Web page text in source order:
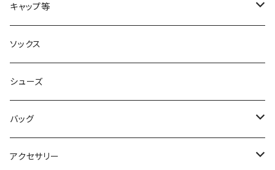
acu Products
AILEY
AKIV
ALTRA
aroma vera
トップス
ボトムス
キャップ等
キャップ・ハット
ヘッドバンド
ソックス
シューズ
バッグ
バックパック
アクセサリー